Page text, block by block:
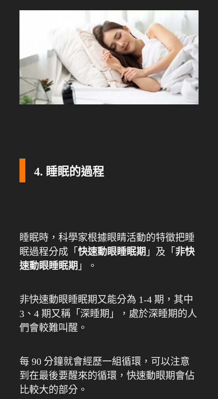
4. 睡眠的過程
睡眠時，科學家根據眼睛活動的特徵把睡
眠過程分成「 快速動眼睡眠期 」及「 非快
速動眼睡眠期 」。
非快速動眼睡眠期又能分為 1-4 期，其中
3、4 期又稱「深睡期」，處於深睡期的人
們會較難叫醒。
每 90 分鐘就會經歷一組循環，可以注意
到在最後要醒來的循環，快速動眼期會佔
比較大的部分。